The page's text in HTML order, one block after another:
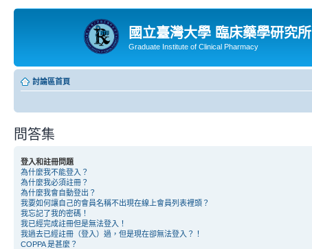
國立臺灣大學 臨床藥學研究所
Graduate Institute of Clinical Pharmacy
討論區首頁
問答集
登入和註冊問題
為什麼我不能登入？
為什麼我必須註冊？
為什麼我會自動登出？
我要如何讓自己的會員名稱不出現在線上會員列表裡頭？
我忘記了我的密碼！
我已經完成註冊但是無法登入！
我過去已經註冊（登入）過，但是現在卻無法登入？！
COPPA 是甚麼？